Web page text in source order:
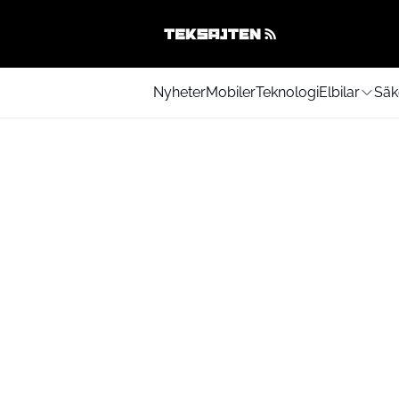
NyheterMobilerTeknologiElbilar